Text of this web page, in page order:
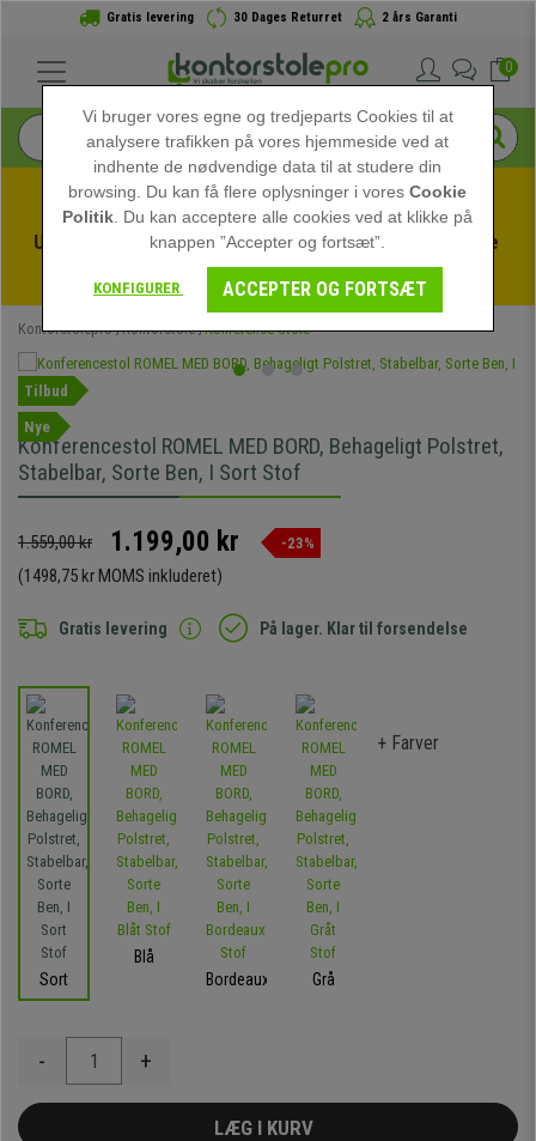
Gratis levering 30 Dages Returret 2 års Garanti
0
Udnyt sommerudsalget hos kontorstolepro! Eksklusive
rabatter i en begrænset periode - Se tilbuddet
Kontorstolepro Kontorstole Konference Stole
Tilbud
Nye
Konferencestol ROMEL MED BORD, Behageligt Polstret,
Stabelbar, Sorte Ben, I Sort Stof
1.559,00 kr 1.199,00 kr -23%
(1498,75 kr MOMS inkluderet)
Gratis levering På lager. Klar til forsendelse
Sort
Blå
Bordeaux
Grå
+ Farver
- +
LÆG I KURV
Vi bruger vores egne og tredjeparts Cookies til at
analysere trafikken på vores hjemmeside ved at
indhente de nødvendige data til at studere din
browsing. Du kan få flere oplysninger i voresCookie
Politik . Du kan acceptere alle cookies ved at klikke på
knappen ”Accepter og fortsæt”.
KONFIGURER ACCEPTER OG FORTSÆT